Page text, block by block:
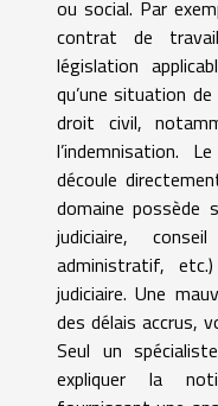
ou social. Par
contrat de
législation
qu’une situation
droit civil,
l’indemnisation.
découle
domaine possède
judiciaire,
administratif,
judiciaire. Une
des délais accrus,
Seul un
expliquer la